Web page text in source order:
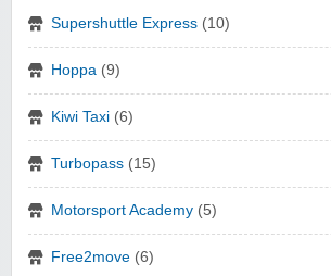
Supershuttle Express (10)
Hoppa (9)
Kiwi Taxi (6)
Turbopass (15)
Motorsport Academy (5)
Free2move (6)